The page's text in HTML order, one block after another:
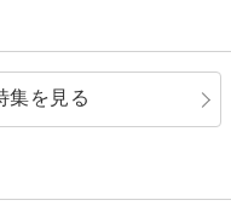
集を見る